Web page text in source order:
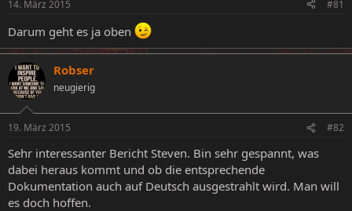
e
a
m
14. März 2015 #81
Darum geht es ja oben
Robser
neugierig
19. März 2015 #82
Sehr interessanter Bericht Steven. Bin sehr gespannt, was
dabei heraus kommt und ob die entsprechende
Dokumentation auch auf Deutsch ausgestrahlt wird. Man will
es doch hoffen.